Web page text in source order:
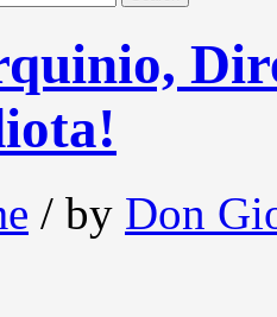
/ by Don